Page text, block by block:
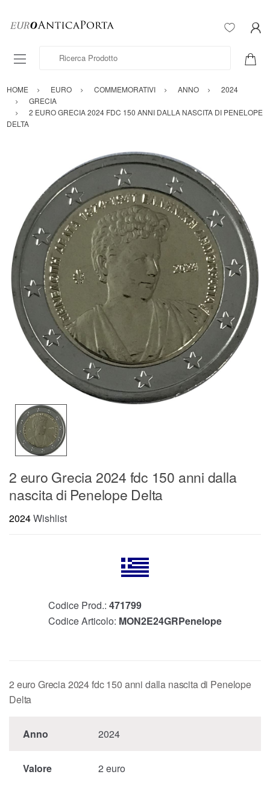
Ricerca Prodotto
HOME EURO COMMEMORATIVI ANNO
2024
GRECIA
2 EURO GRECIA 2024 FDC 150 ANNI DALLA NASCITA DI PENELOPE
DELTA
2 euro Grecia 2024 fdc 150 anni dalla
nascita di Penelope Delta
2024Wishlist
Codice Prod.: 471799
Codice Articolo: MON2E24GRPenelope
2 euro Grecia 2024 fdc 150 anni dalla nascita di Penelope
Delta
Anno 2024
Valore 2 euro